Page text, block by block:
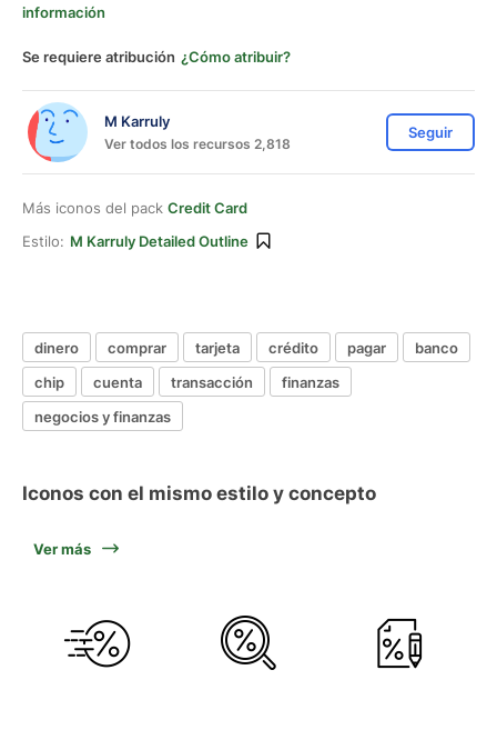
información
Se requiere atribución ¿Cómo atribuir?
M Karruly
Ver todos los recursos 2,818
Seguir
Más iconos del pack Credit Card
Estilo: M Karruly Detailed Outline
dinero comprar tarjeta crédito pagar
banco
chip
cuenta transacción
finanzas
negocios y finanzas
Iconos con el mismo estilo y concepto
Ver más